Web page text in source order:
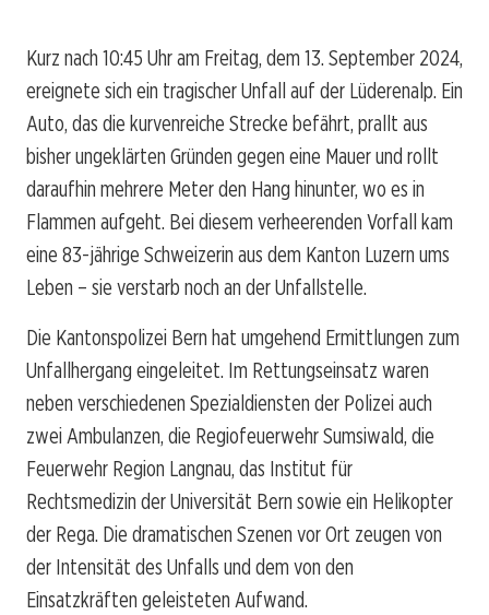
Kurz nach 10:45 Uhr am Freitag, dem 13. September 2024,
ereignete sich ein tragischer Unfall auf der Lüderenalp. Ein
Auto, das die kurvenreiche Strecke befährt, prallt aus
bisher ungeklärten Gründen gegen eine Mauer und rollt
daraufhin mehrere Meter den Hang hinunter, wo es in
Flammen aufgeht. Bei diesem verheerenden Vorfall kam
eine 83-jährige Schweizerin aus dem Kanton Luzern ums
Leben – sie verstarb noch an der Unfallstelle.
Die Kantonspolizei Bern hat umgehend Ermittlungen zum
Unfallhergang eingeleitet. Im Rettungseinsatz waren
neben verschiedenen Spezialdiensten der Polizei auch
zwei Ambulanzen, die Regiofeuerwehr Sumsiwald, die
Feuerwehr Region Langnau, das Institut für
Rechtsmedizin der Universität Bern sowie ein Helikopter
der Rega. Die dramatischen Szenen vor Ort zeugen von
der Intensität des Unfalls und dem von den
Einsatzkräften geleisteten Aufwand.